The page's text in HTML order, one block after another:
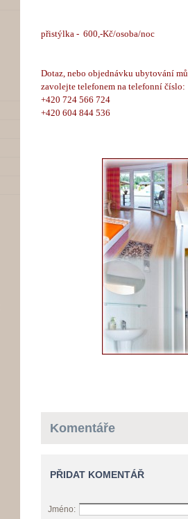
přistýlka - 600,-Kč/osoba/noc
Dotaz, nebo objednávku ubytování
zavolejte telefonem na telefonní číslo:
+420 724 566 724
+420 604 844 536
Komentáře
PŘIDAT KOMENTÁŘ
Jméno: